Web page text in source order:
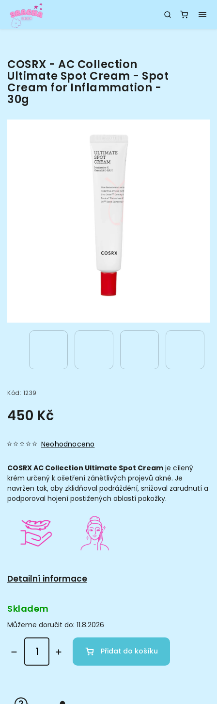
COSRX - AC Collection
Ultimate Spot Cream - Spot
Cream for Inflammation -
30g
Kód: 1239
450 Kč
Neohodnoceno
COSRX AC Collection Ultimate Spot Cream je cílený
krém určený k ošetření zánětlivých projevů akné. Je
navržen tak, aby zklidňoval podráždění, snižoval zarudnutí a
podporoval hojení postižených oblastí pokožky.
Detailní informace
Skladem
Můžeme doručit do: 11.8.2026
Přidat do košíku